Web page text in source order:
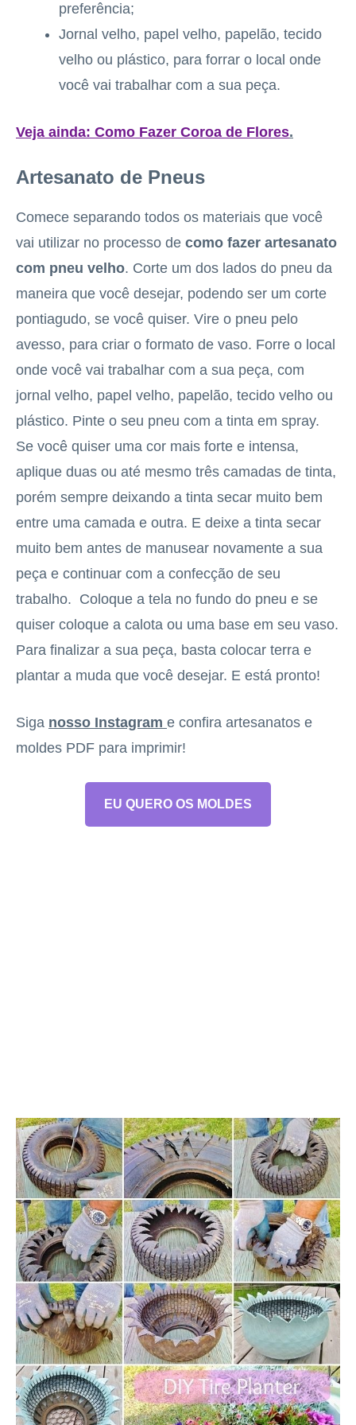
preferência;
Jornal velho, papel velho, papelão, tecido
velho ou plástico, para forrar o local onde
você vai trabalhar com a sua peça.
Veja ainda: Como Fazer Coroa de Flores.
Artesanato de Pneus
Comece separando todos os materiais que você
vai utilizar no processo de como fazer artesanato
com pneu velho. Corte um dos lados do pneu da
maneira que você desejar, podendo ser um corte
pontiagudo, se você quiser. Vire o pneu pelo
avesso, para criar o formato de vaso. Forre o local
onde você vai trabalhar com a sua peça, com
jornal velho, papel velho, papelão, tecido velho ou
plástico. Pinte o seu pneu com a tinta em spray.
Se você quiser uma cor mais forte e intensa,
aplique duas ou até mesmo três camadas de tinta,
porém sempre deixando a tinta secar muito bem
entre uma camada e outra. E deixe a tinta secar
muito bem antes de manusear novamente a sua
peça e continuar com a confecção de seu
trabalho. Coloque a tela no fundo do pneu e se
quiser coloque a calota ou uma base em seu vaso.
Para finalizar a sua peça, basta colocar terra e
plantar a muda que você desejar. E está pronto!
Siga nosso Instagram e confira artesanatos e
moldes PDF para imprimir!
EU QUERO OS MOLDES